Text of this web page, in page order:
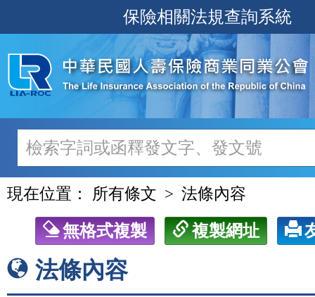
至
主
內
容
保險相關法規查詢系統
現在位置： 所有條文 法條內容
無格式複製 複製網址
法條內容